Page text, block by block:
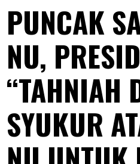
PUNCAK
NU,
“TAHNIAH
SYUKUR